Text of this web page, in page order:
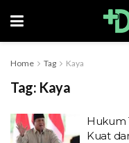
Home Tag Kaya
Tag: Kaya
Hukum
Kuat